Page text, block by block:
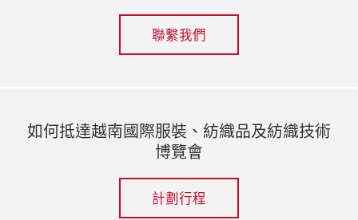
聯繫我們
如何抵達越南國際服裝、紡織品及紡織技術
博覽會
計劃行程